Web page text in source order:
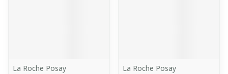
La Roche Posay
La Roche Posay